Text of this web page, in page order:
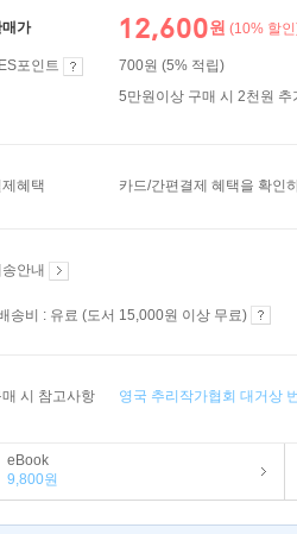
가 12,600원 (10% 할
포인트
700원 (5% 적립)
5만원이상 구매 시 2천원 추
제혜택 카드/간편결제 혜택을 확인
안내
송비 : 유료 (도서 15,000원 이상 무료)
매 시 참고사항 영국 추리작가협회 대거상
eBook
9,800원